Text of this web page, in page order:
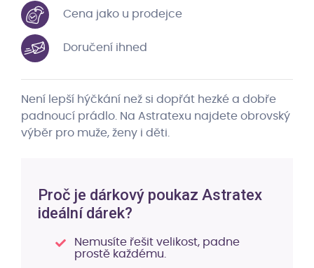
Cena jako u prodejce
Doručení ihned
Není lepší hýčkání než si dopřát hezké a dobře
padnoucí prádlo. Na Astratexu najdete obrovský
výběr pro muže, ženy i děti.
Proč je dárkový poukaz Astratex
ideální dárek?
Nemusíte řešit velikost, padne
prostě každému.